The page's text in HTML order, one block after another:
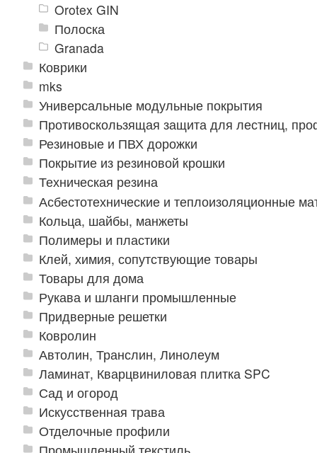
Orotex GIN
Полоска
Granada
Коврики
mks
Универсальные модульные покрытия
Противоскользящая защита для лестниц,
Резиновые и ПВХ дорожки
Покрытие из резиновой крошки
Техническая резина
Асбестотехнические и теплоизоляционные
Кольца, шайбы, манжеты
Полимеры и пластики
Клей, химия, сопутствующие товары
Товары для дома
Рукава и шланги промышленные
Придверные решетки
Ковролин
Автолин, Транслин, Линолеум
Ламинат, Кварцвиниловая плитка SPC
Сад и огород
Искусственная трава
Отделочные профили